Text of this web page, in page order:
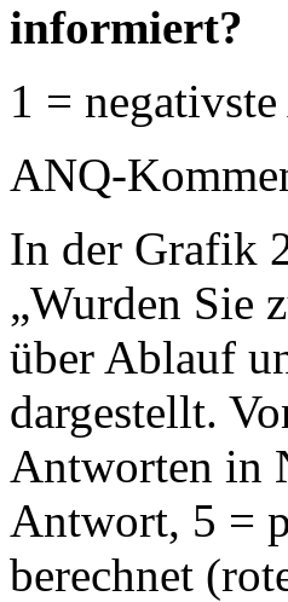
informiert?
1 =
ANQ-
In der Grafik
„Wurden Sie
über Ablauf
dargestellt.
Antworten in
Antwort, 5 =
berechnet